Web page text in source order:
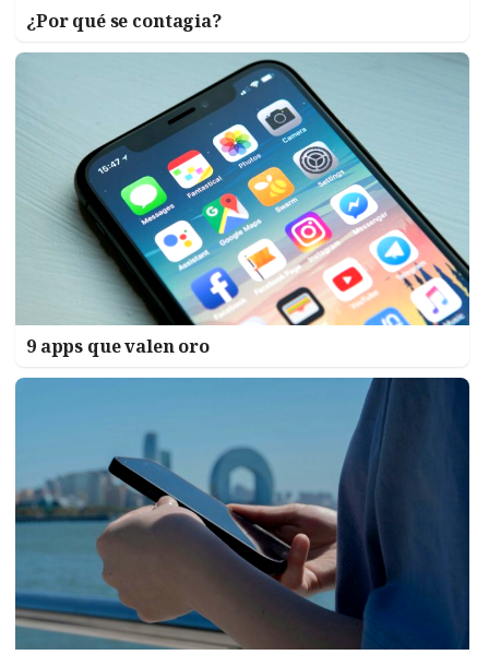
¿Por qué se contagia?
9 apps que valen oro